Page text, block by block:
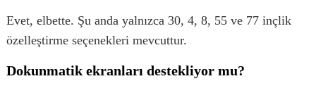
Evet, elbette. Şu anda yalnızca 30, 4, 8, 55 ve 77 inçlik
özelleştirme seçenekleri mevcuttur.
Dokunmatik ekranları destekliyor mu?